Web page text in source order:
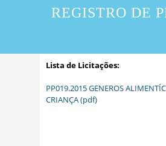
REGISTRO DE
Lista de Licitações:
PP019.2015 GENEROS
CRIANÇA (pdf)